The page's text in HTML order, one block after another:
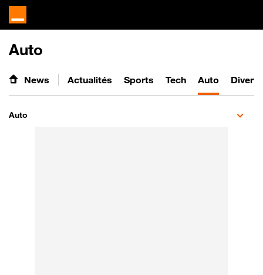
Auto
News Actualités Sports Tech Auto
Auto